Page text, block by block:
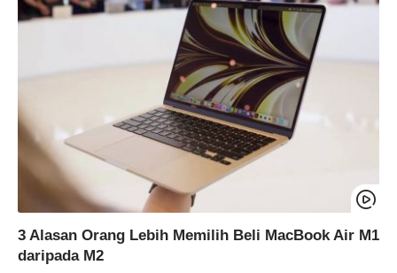
3 Alasan Orang Lebih Memilih Beli MacBook Air M1
daripada M2